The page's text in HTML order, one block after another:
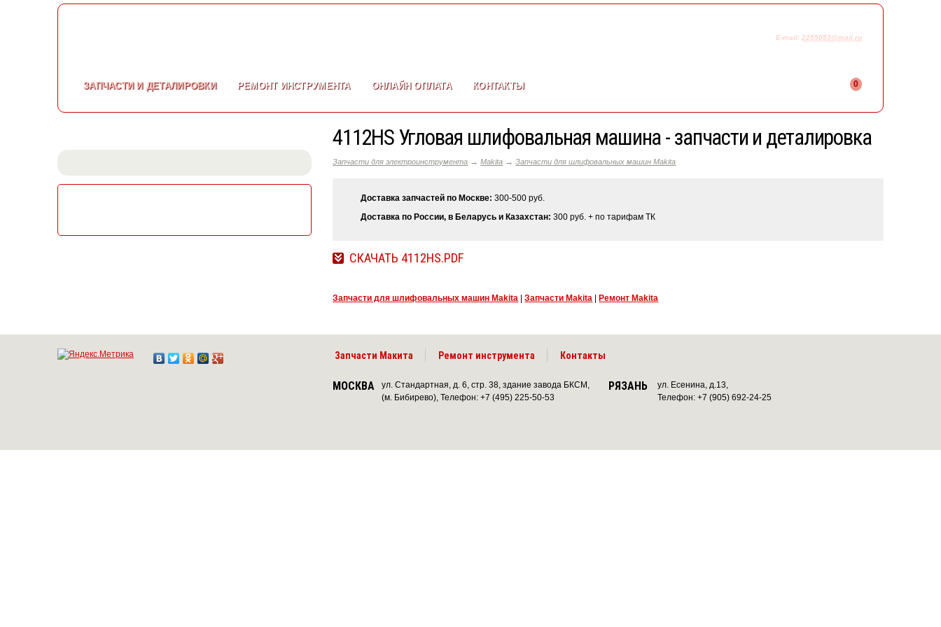
E-mail: 2255053@mail.ru
0
ЗАПЧАСТИИ ДЕТАЛИРОВКИ РЕМОНТИНСТРУМЕНТА ОНЛАЙН ОПЛАТА КОНТАКТЫ
4112HS Угловая шлифовальная машина - запчасти и деталировка
Запчасти для электроинструмента →Makita →Запчасти для шлифовальных машин Makita
Доставка запчастей по Москве: 300-500 руб.
Доставка по России, в Беларусь и Казахстан: 300 руб. + по тарифам ТК
СКАЧАТЬ 4112HS.PDF
Запчасти для шлифовальных машин Makita |Запчасти Makita Ремонт Makita
Запчасти Макита Ремонт инструмента Контакты
МОСКВА
ул. Стандартная, д. 6, стр. 38, здание завода БКСМ,
(м. Бибирево), Телефон: +7 (495) 225-50-53
РЯЗАНЬ
ул. Есенина, д.13,
Телефон: +7 (905) 692-24-25